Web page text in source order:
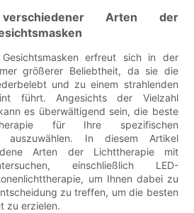
Arten der
erfreut sich in der
größerer Beliebtheit, da sie die
und zu einem strahlenden
führt. Angesichts der Vielzahl
es überwältigend sein, die beste
für Ihre spezifischen
auszuwählen. In diesem Artikel
Arten der Lichttherapie mit
einschließlich LED-
um Ihnen dabei zu
zu treffen, um die besten
zu erzielen.